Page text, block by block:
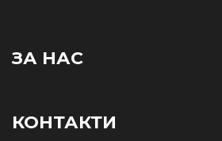
ЗА НАС
КОНТАКТИ